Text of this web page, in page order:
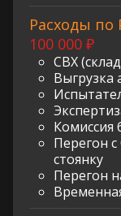
Расходы по
100 000 ₽
СВХ
Выгрузка
Комиссия
Перегон
стоянку
Перегон